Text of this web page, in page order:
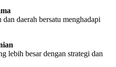
daerah bersatu menghadapi
lebih besar dengan strategi dan